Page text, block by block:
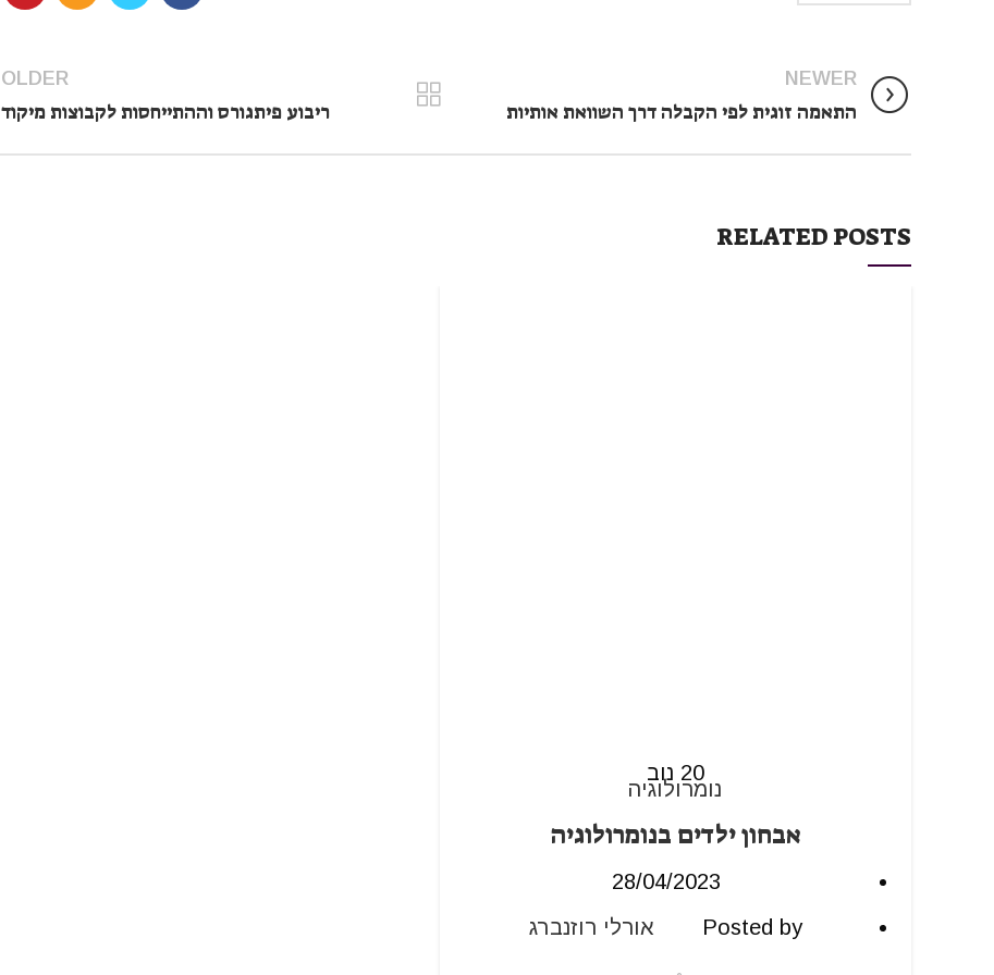
NEWER
התאמה זוגית לפי הקבלה דרך השוואת אותיות
OLDER
ריבוע פיתגורס וההתייחסות לקבוצות מיקוד
RELATED POSTS
20 נוב
נומרולוגיה
אבחון ילדים בנומרולוגיה
28/04/2023
Posted by
אורלי רוזנברג